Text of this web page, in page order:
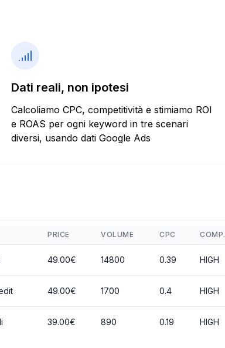
Dati reali, non ipotesi
Calcoliamo CPC, competitività e stimiamo ROI
e ROAS per ogni keyword in tre scenari
diversi, usando dati Google Ads
PRICE VOLUME CPC COMP.
49.00€ 14800 0.39 HIGH
49.00€ 1700 0.4 HIGH
39.00€ 890 0.19 HIGH